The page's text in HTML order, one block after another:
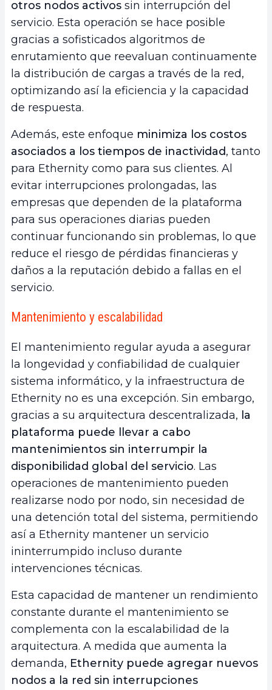
otros nodos activos sin interrupción del
servicio. Esta operación se hace posible
gracias a sofisticados algoritmos de
enrutamiento que reevaluan continuamente
la distribución de cargas a través de la red,
optimizando así la eficiencia y la capacidad
de respuesta.
Además, este enfoque minimiza los costos
asociados a los tiempos de inactividad, tanto
para Ethernity como para sus clientes. Al
evitar interrupciones prolongadas, las
empresas que dependen de la plataforma
para sus operaciones diarias pueden
continuar funcionando sin problemas, lo que
reduce el riesgo de pérdidas financieras y
daños a la reputación debido a fallas en el
servicio.
Mantenimiento y escalabilidad
El mantenimiento regular ayuda a asegurar
la longevidad y confiabilidad de cualquier
sistema informático, y la infraestructura de
Ethernity no es una excepción. Sin embargo,
gracias a su arquitectura descentralizada, la
plataforma puede llevar a cabo
mantenimientos sin interrumpir la
disponibilidad global del servicio. Las
operaciones de mantenimiento pueden
realizarse nodo por nodo, sin necesidad de
una detención total del sistema, permitiendo
así a Ethernity mantener un servicio
ininterrumpido incluso durante
intervenciones técnicas.
Esta capacidad de mantener un rendimiento
constante durante el mantenimiento se
complementa con la escalabilidad de la
arquitectura. A medida que aumenta la
demanda, Ethernity puede agregar nuevos
nodos a la red sin interrupciones